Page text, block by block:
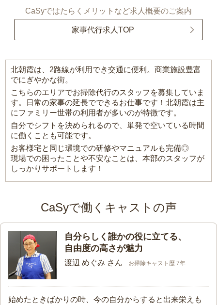
CaSyではたらくメリットなど求人概要のご案内
家事代行求人TOP
北朝霞は、2路線が利用でき交通に便利。商業施設豊富
でにぎやかな街。
こちらのエリアでお掃除代行のスタッフを募集していま
す。日常の家事の延長でできるお仕事です！北朝霞は主
にファミリー世帯の利用者が多いのが特徴です。
自分でシフトを決められるので、単発で空いている時間
に働くことも可能です。
お客様宅と同じ環境での研修やマニュアルも完備◎
現場での困ったことや不安なことは、本部のスタッフが
しっかりサポートします！
CaSyで働くキャストの声
自分らしく誰かの役に立てる、
自由度の高さが魅力
渡辺 めぐみ さん お掃除キャスト歴 7年
始めたときばかりの時、今の自分からすると出来栄えも